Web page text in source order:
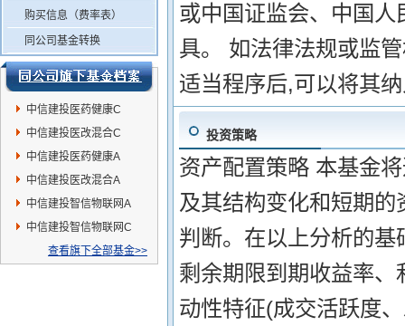
购买信息（费率表）
同公司基金转换
中信建投医药健康C
中信建投医改混合C
中信建投医药健康A
中信建投医改混合A
中信建投智信物联网A
中信建投智信物联网C
查看旗下全部基金>>
或中国证监会、中国
具。 如法律法规或监
适当程序后,可以将其
投资策略
资产配置策略 本基金
及其结构变化和短期
判断。在以上分析的
剩余期限到期收益率
动性特征(成交活跃度